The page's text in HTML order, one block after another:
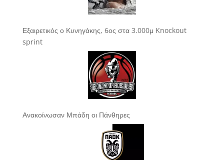
Εξαιρετικός ο Κυνηγάκης, 6ος στα 3.000μ Knockout
sprint
Ανακοίνωσαν Μπάδη οι Πάνθηρες